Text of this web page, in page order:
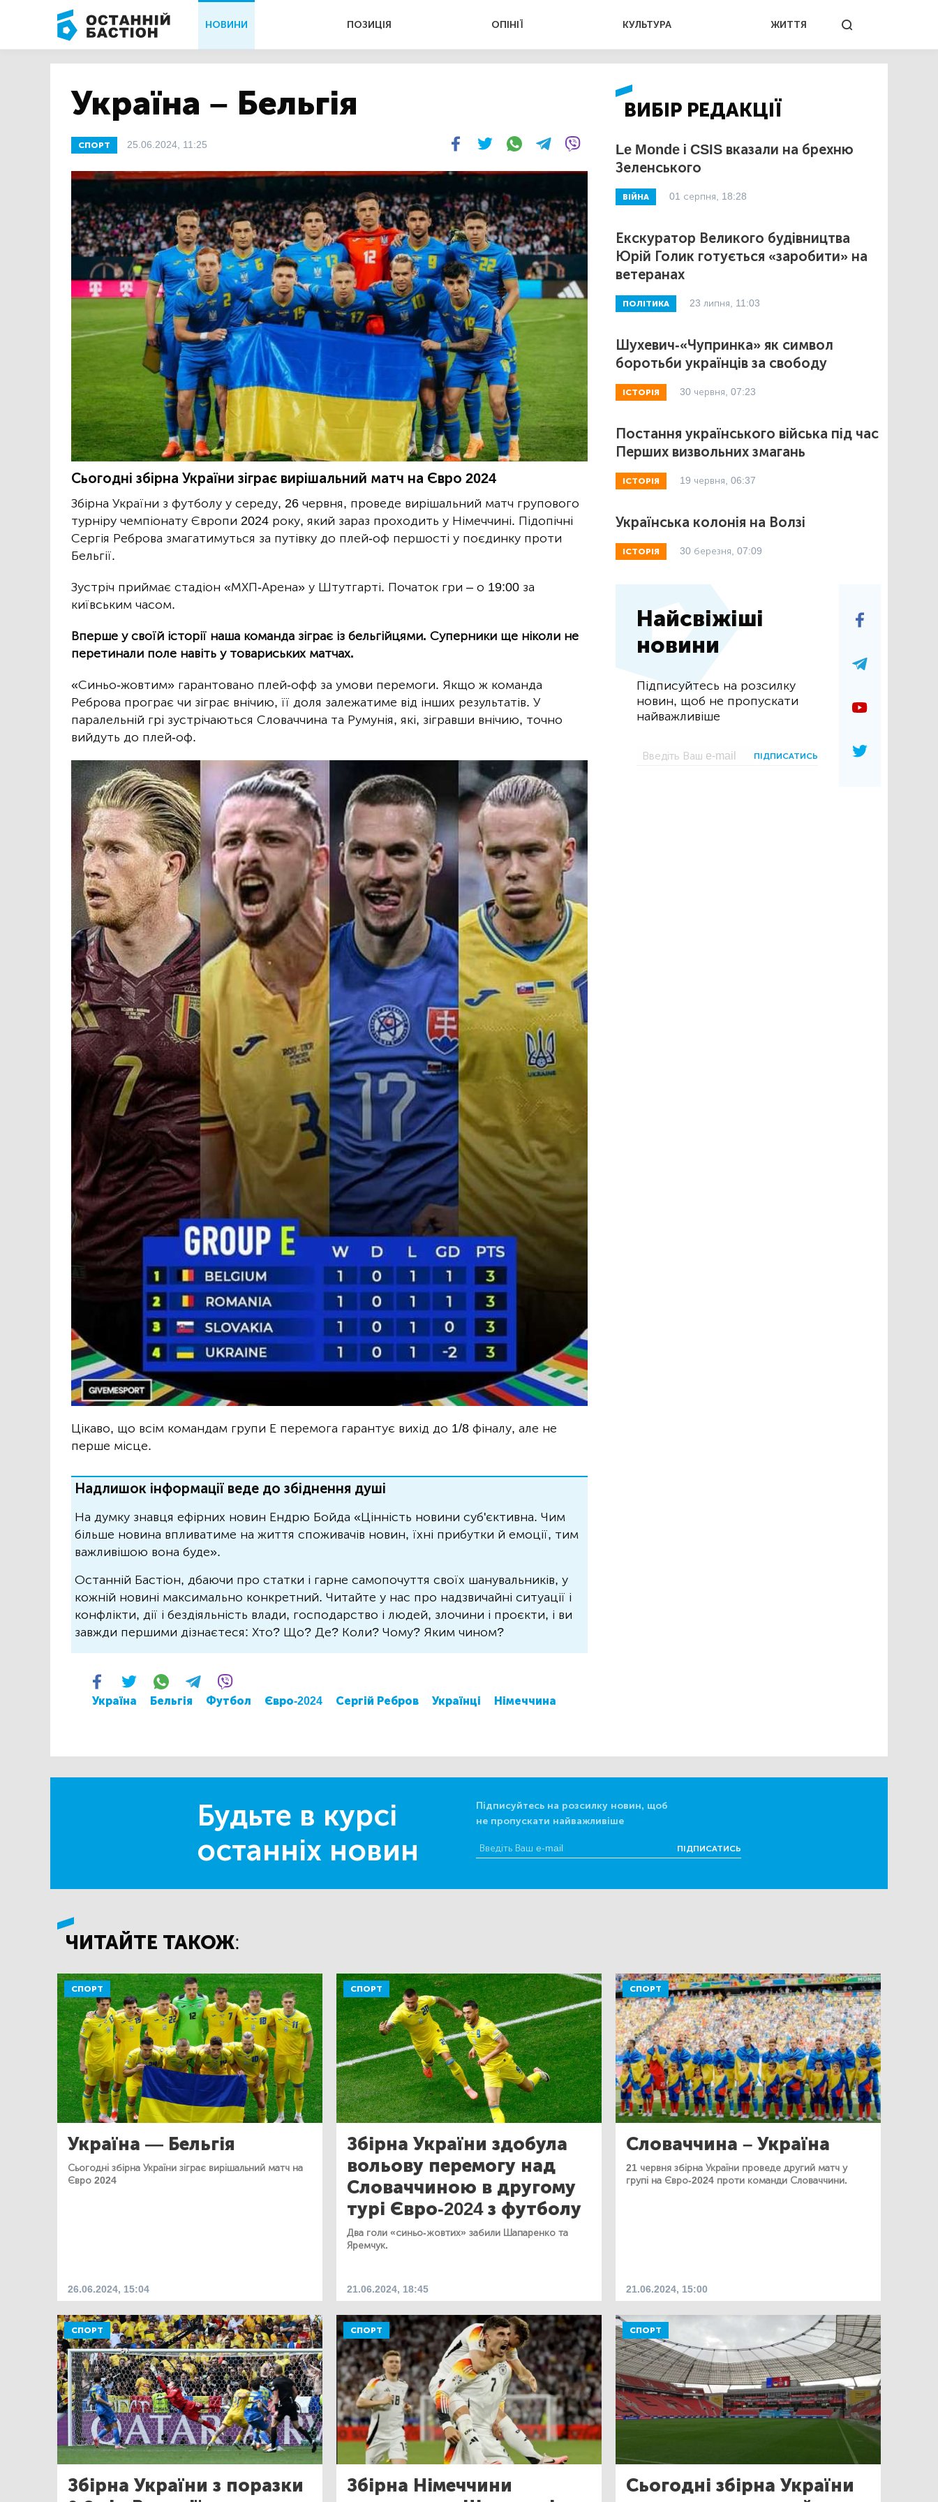
НОВИНИ ПОЗИЦІЯ ОПІНІЇ КУЛЬТУРА ЖИТТЯ
Україна – Бельгія
СПОРТ 25.06.2024, 11:25
Сьогодні збірна України зіграє вирішальний матч на Євро 2024
Збірна України з футболу у середу, 26 червня, проведе вирішальний матч групового
турніру чемпіонату Європи 2024 року, який зараз проходить у Німеччині. Підопічні
Сергія Реброва змагатимуться за путівку до плей-оф першості у поєдинку проти
Бельгії.
Зустріч приймає стадіон «МХП-Арена» у Штутгарті. Початок гри – о 19:00 за
київським часом.
Вперше у своїй історії наша команда зіграє із бельгійцями. Суперники ще ніколи не
перетинали поле навіть у товариських матчах.
«Синьо-жовтим» гарантовано плей-офф за умови перемоги. Якщо ж команда
Реброва програє чи зіграє внічию, її доля залежатиме від інших результатів. У
паралельній грі зустрічаються Словаччина та Румунія, які, зігравши внічию, точно
вийдуть до плей-оф.
Цікаво, що всім командам групи Е перемога гарантує вихід до 1/8 фіналу, але не
перше місце.
Надлишок інформації веде до збіднення душі
На думку знавця ефірних новин Ендрю Бойда «Цінність новини суб'єктивна. Чим
більше новина впливатиме на життя споживачів новин, їхні прибутки й емоції, тим
важливішою вона буде».
Останній Бастіон, дбаючи про статки і гарне самопочуття своїх шанувальників, у
кожній новині максимально конкретний. Читайте у нас про надзвичайні ситуації і
конфлікти, дії і бездіяльність влади, господарство і людей, злочини і проєкти, і ви
завжди першими дізнаєтеся: Хто? Що? Де? Коли? Чому? Яким чином?
Україна Бельгія Футбол Євро-2024 Сергій Ребров Українці Німеччина
ВИБІР РЕДАКЦІЇ
Le Monde і CSIS вказали на брехню
Зеленського
ВІЙНА 01 серпня, 18:28
Екскуратор Великого будівництва
Юрій Голик готується «заробити» на
ветеранах
ПОЛІТИКА 23 липня, 11:03
Шухевич-«Чупринка» як символ
боротьби українців за свободу
ІСТОРІЯ 30 червня, 07:23
Постання українського війська під час
Перших визвольних змагань
ІСТОРІЯ 19 червня, 06:37
Українська колонія на Волзі
ІСТОРІЯ 30 березня, 07:09
Найсвіжіші
новини
Підписуйтесь на розсилку
новин, щоб не пропускати
найважливіше
ПІДПИСАТИСЬ
Будьте в курсі
останніх новин
Підписуйтесь на розсилку новин, щоб
не пропускати найважливіше
ПІДПИСАТИСЬ
ЧИТАЙТЕ ТАКОЖ:
СПОРТ
Україна — Бельгія
Сьогодні збірна України зіграє вирішальний матч на
Євро 2024
26.06.2024, 15:04
СПОРТ
Збірна України здобула
вольову перемогу над
Словаччиною в другому
турі Євро-2024 з футболу
Два голи «синьо-жовтих» забили Шапаренко та
Яремчук.
21.06.2024, 18:45
СПОРТ
Словаччина – Україна
21 червня збірна України проведе другий матч у
групі на Євро-2024 проти команди Словаччини.
21.06.2024, 15:00
СПОРТ
Збірна України з поразки
СПОРТ
Збірна Німеччини
СПОРТ
Сьогодні збірна України